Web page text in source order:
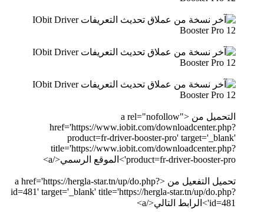
التحميل من <a rel="nofollow"
href='https://www.iobit.com/downloadcenter.php?
product=fr-driver-booster-pro' target='_blank'
title='https://www.iobit.com/downloadcenter.php?
product=fr-driver-booster-pro'>الموقع الرسمي</a>
تحميل التفعيل من <a href='https://hergla-star.tn/up/do.php?
id=481' target='_blank' title='https://hergla-star.tn/up/do.php?
id=481'>الرابط التالي</a>